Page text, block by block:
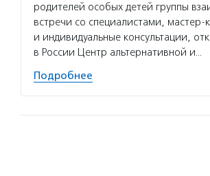
родителей особых детей группы
встречи со специалистами, мастер-
и индивидуальные консультации,
в России Центр альтернативной и…
Подробнее